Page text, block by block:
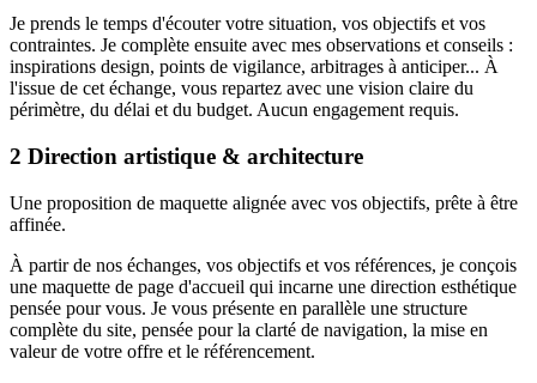
Je prends le temps d'écouter votre situation, vos objectifs et vos
contraintes. Je complète ensuite avec mes observations et conseils :
inspirations design, points de vigilance, arbitrages à anticiper... À
l'issue de cet échange, vous repartez avec une vision claire du
périmètre, du délai et du budget. Aucun engagement requis.
2 Direction artistique & architecture
Une proposition de maquette alignée avec vos objectifs, prête à être
affinée.
À partir de nos échanges, vos objectifs et vos références, je conçois
une maquette de page d'accueil qui incarne une direction esthétique
pensée pour vous. Je vous présente en parallèle une structure
complète du site, pensée pour la clarté de navigation, la mise en
valeur de votre offre et le référencement.